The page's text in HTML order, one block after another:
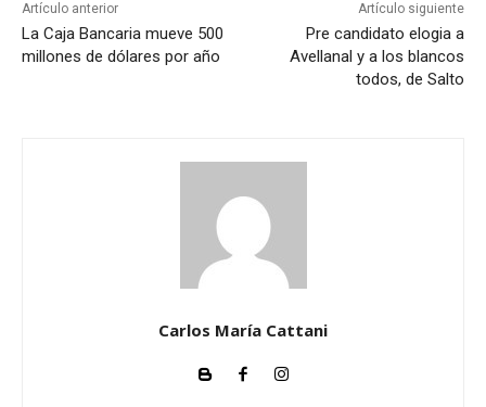
Artículo anterior
La Caja Bancaria mueve 500
millones de dólares por año
Artículo siguiente
Pre candidato elogia a
Avellanal y a los blancos
todos, de Salto
Carlos María Cattani